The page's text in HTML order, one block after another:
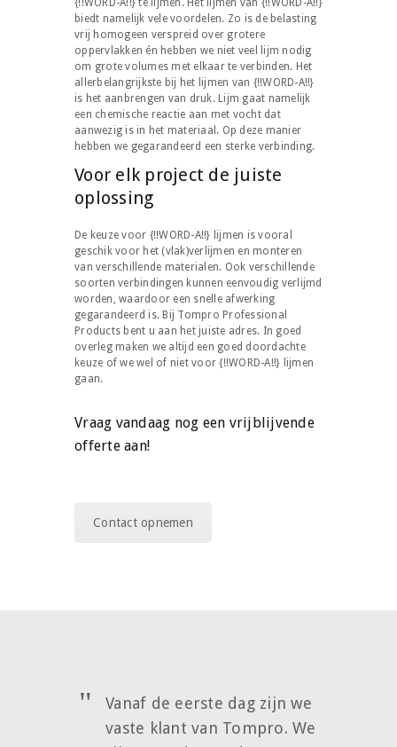
{!!WORD-A!!} te lijmen. Het lijmen van {!!WORD-A!!}
biedt namelijk vele voordelen. Zo is de belasting
vrij homogeen verspreid over grotere
oppervlakken én hebben we niet veel lijm nodig
om grote volumes met elkaar te verbinden. Het
allerbelangrijkste bij het lijmen van {!!WORD-A!!}
is het aanbrengen van druk. Lijm gaat namelijk
een chemische reactie aan met vocht dat
aanwezig is in het materiaal. Op deze manier
hebben we gegarandeerd een sterke verbinding.
Voor elk project de juiste
oplossing
De keuze voor {!!WORD-A!!} lijmen is vooral
geschik voor het (vlak)verlijmen en monteren
van verschillende materialen. Ook verschillende
soorten verbindingen kunnen eenvoudig verlijmd
worden, waardoor een snelle afwerking
gegarandeerd is. Bij Tompro Professional
Products bent u aan het juiste adres. In goed
overleg maken we altijd een goed doordachte
keuze of we wel of niet voor {!!WORD-A!!} lijmen
gaan.
Vraag vandaag nog een vrijblijvende
offerte aan!
Contact opnemen
Vanaf de eerste dag zijn we
vaste klant van Tompro. We